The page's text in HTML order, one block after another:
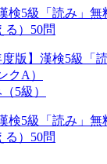
検5級「読み」
る）50問
5級）
検5級「読み」
る）50問